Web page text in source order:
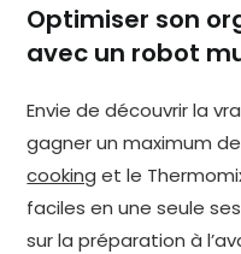
Optimiser son
avec un robot
Envie de découvrir la
gagner un maximum
cooking et le
faciles en une seule
sur la préparation à